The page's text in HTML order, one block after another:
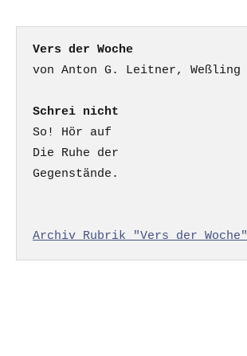
Vers der Woche
Schrei nicht
So! Hör auf
Die Ruhe der
Gegenstände.
Archiv Rubrik "Vers der Woche"